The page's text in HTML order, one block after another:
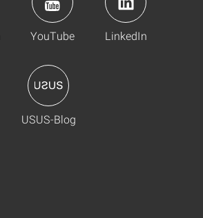
YouTube LinkedIn
USUS-Blog